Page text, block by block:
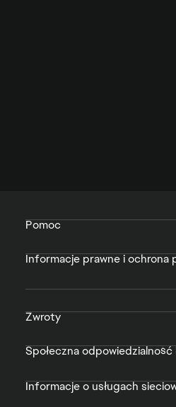
Pomoc
Informacje prawne i ochrona
Zwroty
Społeczna
Informacje o usługach